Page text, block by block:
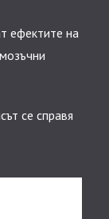
ефектите на
се справя